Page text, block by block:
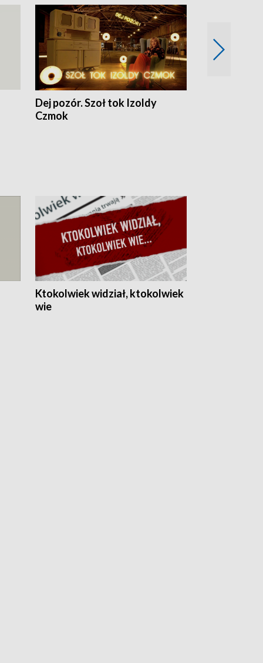
Dej pozór. Szoł tok Izoldy
Czmok
Ktokolwiek widział, ktokolwiek
wie